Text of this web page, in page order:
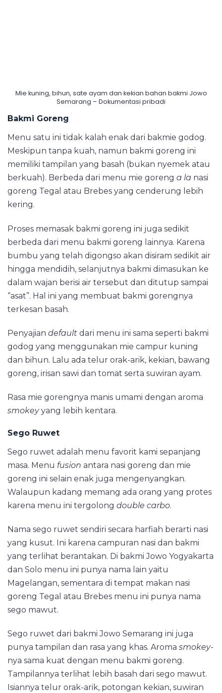
Mie kuning, bihun, sate ayam dan kekian bahan bakmi Jowo
Semarang – Dokumentasi pribadi
Bakmi Goreng
Menu satu ini tidak kalah enak dari bakmie godog.
Meskipun tanpa kuah, namun bakmi goreng ini
memiliki tampilan yang basah (bukan nyemek atau
berkuah). Berbeda dari menu mie goreng a la nasi
goreng Tegal atau Brebes yang cenderung lebih
kering.
Proses memasak bakmi goreng ini juga sedikit
berbeda dari menu bakmi goreng lainnya. Karena
bumbu yang telah digongso akan disiram sedikit air
hingga mendidih, selanjutnya bakmi dimasukan ke
dalam wajan berisi air tersebut dan ditutup sampai
“asat”. Hal ini yang membuat bakmi gorengnya
terkesan basah.
Penyajian default dari menu ini sama seperti bakmi
godog yang menggunakan mie campur kuning
dan bihun. Lalu ada telur orak-arik, kekian, bawang
goreng, irisan sawi dan tomat serta suwiran ayam.
Rasa mie gorengnya manis umami dengan aroma
smokeyyang lebih kentara.
Sego Ruwet
Sego ruwet adalah menu favorit kami sepanjang
masa. Menu fusion antara nasi goreng dan mie
goreng ini selain enak juga mengenyangkan.
Walaupun kadang memang ada orang yang protes
karena menu ini tergolong double carbo.
Nama sego ruwet sendiri secara harfiah berarti nasi
yang kusut. Ini karena campuran nasi dan bakmi
yang terlihat berantakan. Di bakmi Jowo Yogyakarta
dan Solo menu ini punya nama lain yaitu
Magelangan, sementara di tempat makan nasi
goreng Tegal atau Brebes menu ini punya nama
sego mawut.
Sego ruwet dari bakmi Jowo Semarang ini juga
punya tampilan dan rasa yang khas. Aroma smokey-
nya sama kuat dengan menu bakmi goreng.
Tampilannya terlihat lebih basah dari sego mawut.
Isiannya telur orak-arik, potongan kekian, suwiran